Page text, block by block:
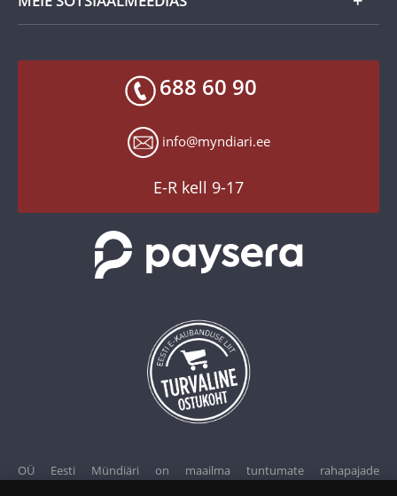
Toodete kohaletoimetamine
Facebook
688 60 90
info@myndiari.ee
E-R kell 9-17
OÜ Eesti Mündiäri on maailma tuntumate rahapajade